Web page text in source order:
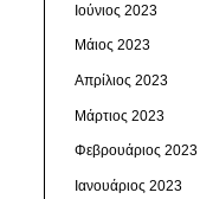
Ιούνιος 2023
Μάιος 2023
Απρίλιος 2023
Μάρτιος 2023
Φεβρουάριος 2023
Ιανουάριος 2023